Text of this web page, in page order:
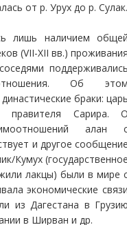
от р. Урух до р. Сулак.
лишь наличием
(VII-ХII вв.)
Об
браки:
Сарира.
алан
и другое
Кумух
лакцы) были в мире
экономические
из Дагестана в
в Ширван и др.